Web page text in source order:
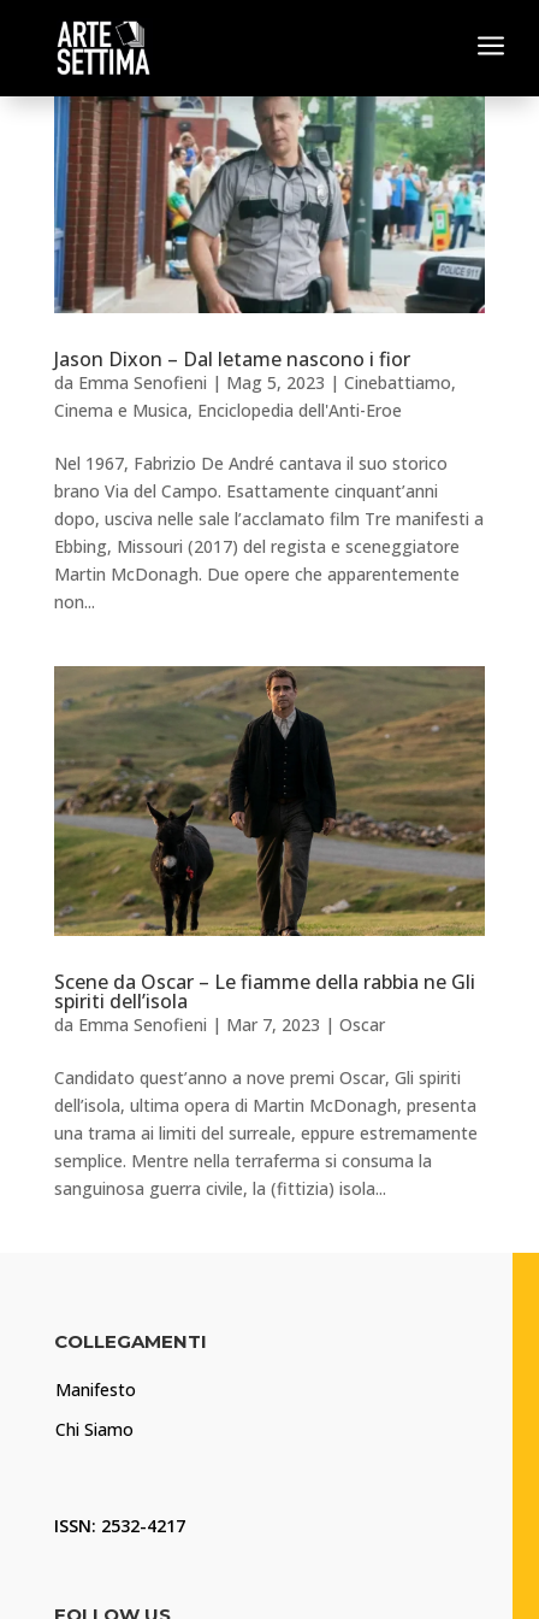
a
Jason Dixon – Dal letame nascono i fior
da Emma Senofieni | Mag 5, 2023 | Cinebattiamo,
Cinema e Musica, Enciclopedia dell'Anti-Eroe
Nel 1967, Fabrizio De André cantava il suo storico
brano Via del Campo. Esattamente cinquant’anni
dopo, usciva nelle sale l’acclamato film Tre manifesti a
Ebbing, Missouri (2017) del regista e sceneggiatore
Martin McDonagh. Due opere che apparentemente
non...
Scene da Oscar – Le fiamme della rabbia ne Gli
spiriti dell’isola
da Emma Senofieni | Mar 7, 2023 | Oscar
Candidato quest’anno a nove premi Oscar, Gli spiriti
dell’isola, ultima opera di Martin McDonagh, presenta
una trama ai limiti del surreale, eppure estremamente
semplice. Mentre nella terraferma si consuma la
sanguinosa guerra civile, la (fittizia) isola...
COLLEGAMENTI
Manifesto
Chi Siamo
ISSN: 2532-4217
FOLLOW US